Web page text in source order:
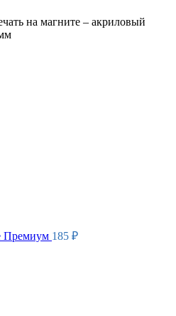
на магните – акриловый
Премиум 185 ₽